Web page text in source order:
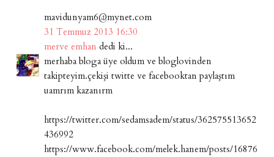
mavidunyam6@mynet.com
31 Temmuz 2013 16:30
merve emhan dedi ki...
merhaba bloga üye oldum ve bloglovinden
takipteyim.çekişi twitte ve facebooktan paylaştım
uamrım kazanırm
https://twitter.com/sedamsadem/status/362575513652
436992
https://www.facebook.com/melek.hanem/posts/16876